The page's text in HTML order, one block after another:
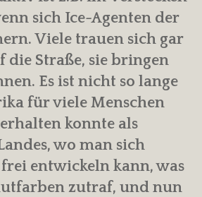
sich Ice-Agenten der
Viele trauen sich gar
Straße, sie bringen
Es ist nicht so lange
für viele Menschen
konnte als
wo man sich
entwickeln kann, was
zutraf, und nun